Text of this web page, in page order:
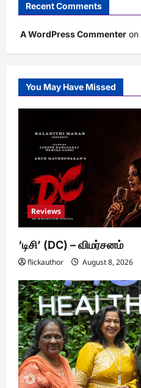
Recent Comments
A WordPress Commenter on
You May Have Missed
Reviews
‘டிசி’ (DC) – விமர்சனம்
flickauthor August 8, 2026